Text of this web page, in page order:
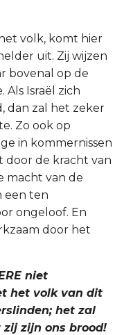
volk, komt hier
uit. Zij wijzen
bovenal op de
Israël zich
dan zal het zeker
Zo ook op
in kommernissen
door de kracht van
macht van de
een ten
ongeloof. En
door het
niet
het volk van dit
het zal
zijn ons brood!